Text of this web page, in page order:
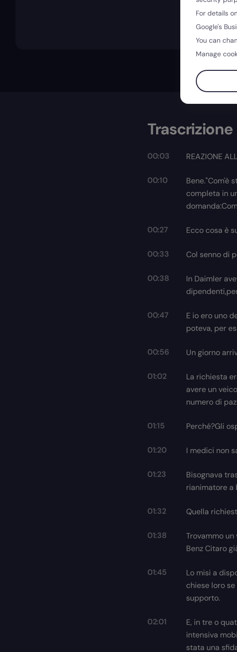
Trascrizione
00:03 REAZIONE
00:10
Bene."Com'è
completa in
00:27 Ecco cosa è
00:33 Col senno di
00:38
In Daimler
00:47
E io ero uno
poteva, per
00:56 Un giorno
01:02
La richiesta
avere un
numero di
01:15 Perché?Gli
01:20 I medici non
01:23
Bisognava
rianimatore a
01:32 Quella
01:38
Trovammo
Benz Citaro
01:45
Lo misi a
chiese loro
supporto.
02:01
E, in tre o
intensiva
stata una
For details
Google's
You can
Manage